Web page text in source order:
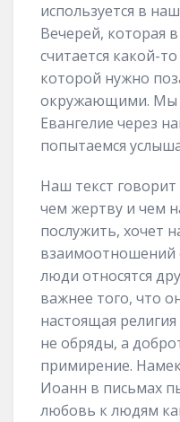
используется в
Вечерей, которая
считается какой-
которой нужно
окружающими. Мы
Евангелие через
попытаемся
Наш текст
чем жертву и чем
послужить, хочет
люди относятся
важнее того, что
настоящая
не обряды, а
примирение.
Иоанн в письмах
любовь к людям